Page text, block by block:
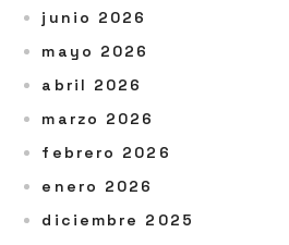
junio 2026
mayo 2026
abril 2026
marzo 2026
febrero 2026
enero 2026
diciembre 2025